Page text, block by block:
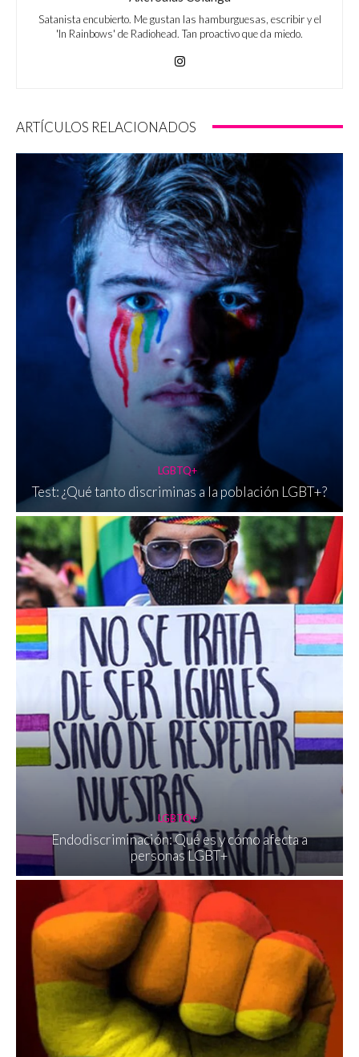
Satanista encubierto. Me gustan las hamburguesas, escribir y el
'In Rainbows' de Radiohead. Tan proactivo que da miedo.
ARTÍCULOS RELACIONADOS
LGBTQ+
Test: ¿Qué tanto discriminas a la población LGBT+?
LGBTQ+
Endodiscriminación: Qué es y cómo afecta a
personas LGBT+